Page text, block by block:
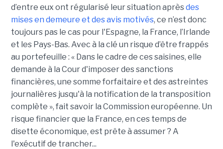
d’entre eux ont régularisé leur situation aprèsdes
mises en demeure et des avis motivés, ce n’est donc
toujours pas le cas pour l'Espagne, la France, l’Irlande
et les Pays-Bas. Avec à la clé un risque d’être frappés
au portefeuille : « Dans le cadre de ces saisines, elle
demande à la Cour d'imposer des sanctions
financières, une somme forfaitaire et des astreintes
journalières jusqu'à la notification de la transposition
complète », fait savoir la Commission européenne. Un
risque financier que la France, en ces temps de
disette économique, est prête à assumer ? A
l'exécutif de trancher...